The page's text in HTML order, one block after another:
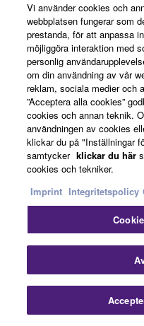
Vi använder cookies och
webbplatsen fungerar som
prestanda, för att anpassa
möjliggöra interaktion med
personlig
om din användning av vår
reklam, sociala medier och
”Acceptera alla cookies”
cookies och annan teknik.
användningen av cookies
klickar du på "Inställningar
samtycker klickar du här
cookies och tekniker.
Imprint Integritetspolicy